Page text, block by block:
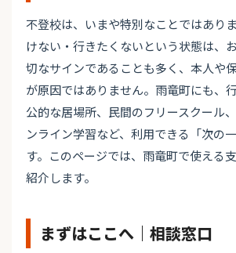
不登校は、いまや特別なことではあり
けない・行きたくないという状態は、
切なサインであることも多く、本人や
が原因ではありません。雨竜町にも、
公的な居場所、民間のフリースクール
ンライン学習など、利用できる「次の
す。このページでは、雨竜町で使える
紹介します。
まずはここへ｜相談窓口